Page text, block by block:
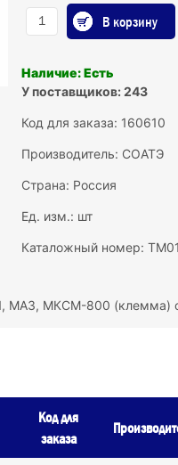
В корзину
Наличие: Есть
У поставщиков: 243
Код для заказа: 160610
Производитель: СОАТЭ
Страна: Россия
Ед. изм.: шт
Каталожный номер:
МАЗ, МКСМ-800 (клемма)
Код для
заказа